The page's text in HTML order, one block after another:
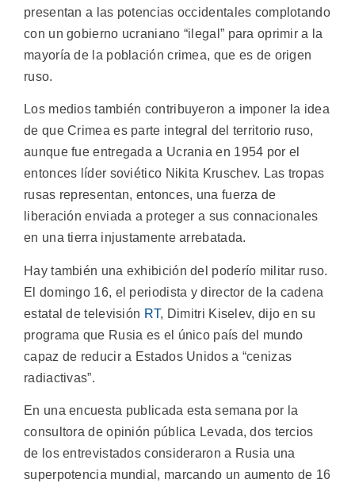
presentan a las potencias occidentales complotando
con un gobierno ucraniano “ilegal” para oprimir a la
mayoría de la población crimea, que es de origen
ruso.
Los medios también contribuyeron a imponer la idea
de que Crimea es parte integral del territorio ruso,
aunque fue entregada a Ucrania en 1954 por el
entonces líder soviético Nikita Kruschev. Las tropas
rusas representan, entonces, una fuerza de
liberación enviada a proteger a sus connacionales
en una tierra injustamente arrebatada.
Hay también una exhibición del poderío militar ruso.
El domingo 16, el periodista y director de la cadena
estatal de televisión RT, Dimitri Kiselev, dijo en su
programa que Rusia es el único país del mundo
capaz de reducir a Estados Unidos a “cenizas
radiactivas”.
En una encuesta publicada esta semana por la
consultora de opinión pública Levada, dos tercios
de los entrevistados consideraron a Rusia una
superpotencia mundial, marcando un aumento de 16